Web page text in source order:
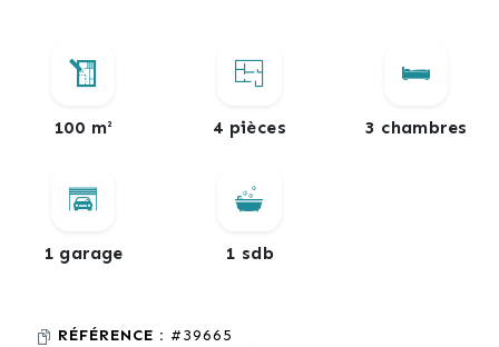
100 m² 4 pièces 3 chambres
1 garage 1 sdb
RÉFÉRENCE : #39665